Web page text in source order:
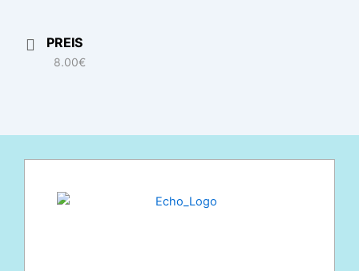
PREIS
8.00€